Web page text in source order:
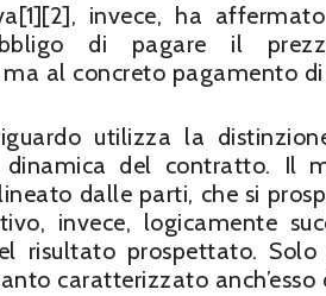
invece, ha
di pagare il
al concreto pagamento
utilizza la
dinamica del contratto. Il
dalle parti, che si
invece, logicamente
risultato prospettato.
caratterizzato